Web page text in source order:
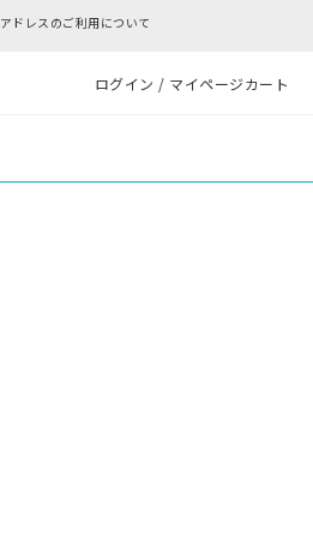
ドレスのご利用について
ログイン / マイページカート